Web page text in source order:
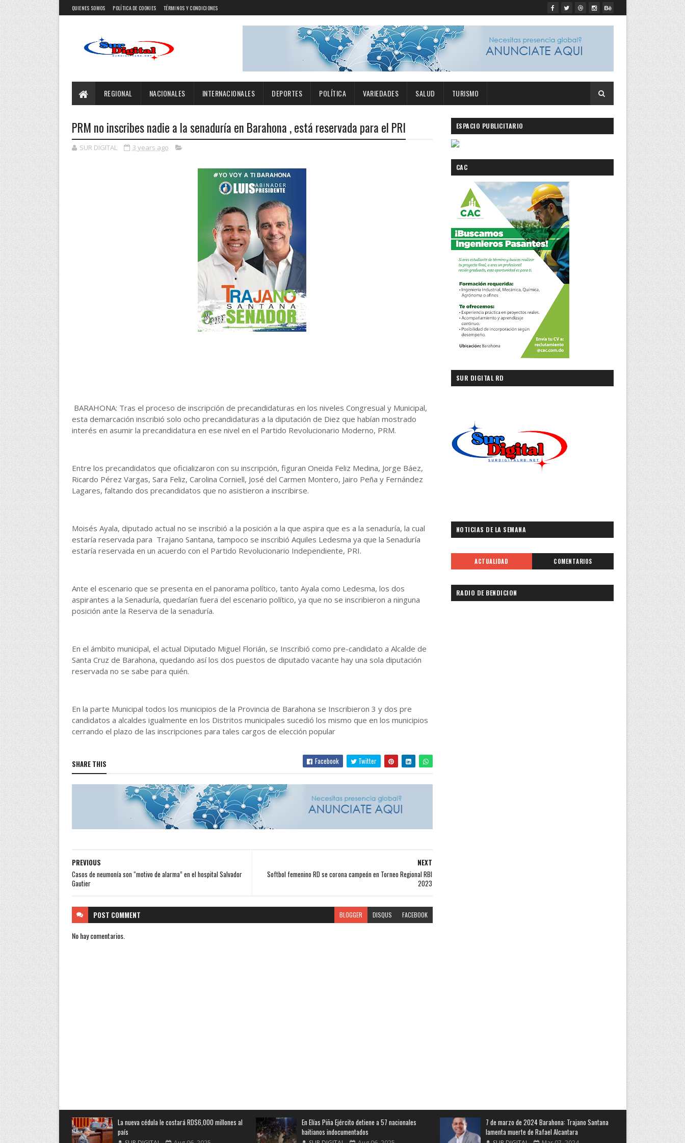
QUIENES SOMOS POLÍTICA DE COOKIES TÉRMINOS Y CONDICIONES
REGIONAL NACIONALES INTERNACIONALES DEPORTES POLÍTICA VARIEDADES SALUD TURISMO
PRM no inscribes nadie a la senaduría en Barahona , está reservada para el PRI
SUR DIGITAL 3 years ago
BARAHONA: Tras el proceso de inscripción de precandidaturas en los niveles Congresual y Municipal,
esta demarcación inscribió solo ocho precandidaturas a la diputación de Diez que habían mostrado
interés en asumir la precandidatura en ese nivel en el Partido Revolucionario Moderno, PRM.
Entre los precandidatos que oficializaron con su inscripción, figuran Oneida Feliz Medina, Jorge Báez,
Ricardo Pérez Vargas, Sara Feliz, Carolina Corniell, José del Carmen Montero, Jairo Peña y Fernández
Lagares, faltando dos precandidatos que no asistieron a inscribirse.
Moisés Ayala, diputado actual no se inscribió a la posición a la que aspira que es a la senaduría, la cual
estaría reservada para Trajano Santana, tampoco se inscribió Aquiles Ledesma ya que la Senaduría
estaría reservada en un acuerdo con el Partido Revolucionario Independiente, PRI.
Ante el escenario que se presenta en el panorama político, tanto Ayala como Ledesma, los dos
aspirantes a la Senaduría, quedarían fuera del escenario político, ya que no se inscribieron a ninguna
posición ante la Reserva de la senaduría.
En el ámbito municipal, el actual Diputado Miguel Florián, se Inscribió como pre-candidato a Alcalde de
Santa Cruz de Barahona, quedando así los dos puestos de diputado vacante hay una sola diputación
reservada no se sabe para quién.
En la parte Municipal todos los municipios de la Provincia de Barahona se Inscribieron 3 y dos pre
candidatos a alcaldes igualmente en los Distritos municipales sucedió los mismo que en los municipios
cerrando el plazo de las inscripciones para tales cargos de elección popular
SHARE THIS Facebook Twitter
NEXT
Softbol femenino RD se corona campeón en Torneo Regional RBI
2023
PREVIOUS
Casos de neumonía son “motivo de alarma” en el hospital Salvador
Gautier
POST COMMENT BLOGGER DISQUS FACEBOOK
No hay comentarios.
ESPACIO PUBLICITARIO
CAC
SUR DIGITAL RD
NOTICIAS DE LA SEMANA
ACTUALIDAD COMENTARIOS
RADIO DE BENDICION
La nueva cédula le costará RD$6,000 millones al
país
En Elías Piña Ejército detiene a 57 nacionales
haitianos indocumentados
7 de marzo de 2024 Barahona: Trajano Santana
lamenta muerte de Rafael Alcantara